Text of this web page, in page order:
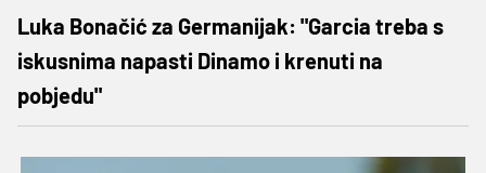
Luka Bonačić za Germanijak: "Garcia treba s
iskusnima napasti Dinamo i krenuti na
pobjedu"